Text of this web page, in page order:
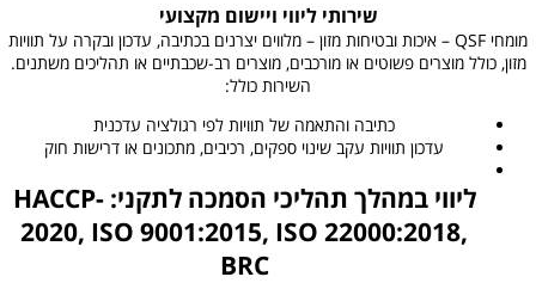
שירותי ליווי ויישום מקצועי
מומחי QSF – איכות ובטיחות מזון – מלווים יצרנים בכתיבה, עדכון ובקרה על תוויות
מזון, כולל מוצרים פשוטים או מורכבים, מוצרים רב-שכבתיים או תהליכים משתנים.
השירות כולל:
כתיבה והתאמה של תוויות לפי רגולציה עדכנית
עדכון תוויות עקב שינוי ספקים, רכיבים, מתכונים או דרישות חוק
ליווי במהלך תהליכי הסמכה לתקני: HACCP-
2020, ISO 9001:2015, ISO 22000:2018,
BRC